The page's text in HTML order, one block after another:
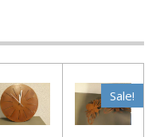
Sale!